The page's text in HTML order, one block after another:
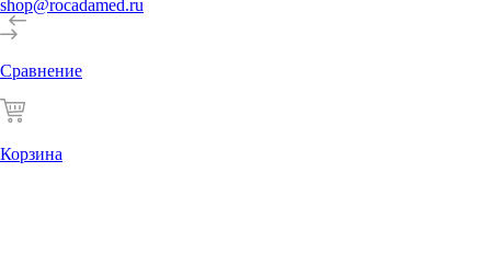
shop@rocadamed.ru
Сравнение
Корзина